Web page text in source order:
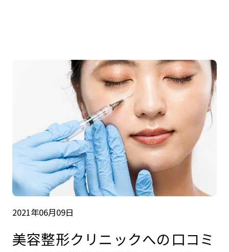
2021年06月09日
美容整形クリニックへの口コミ